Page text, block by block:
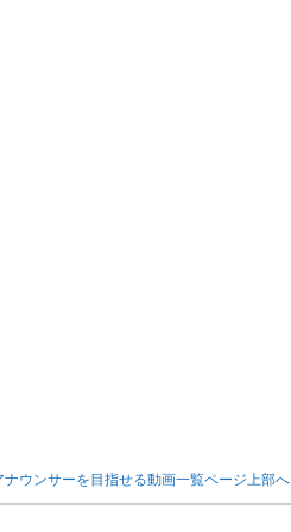
ナウンサーを目指せる動画一覧ページ上部へ